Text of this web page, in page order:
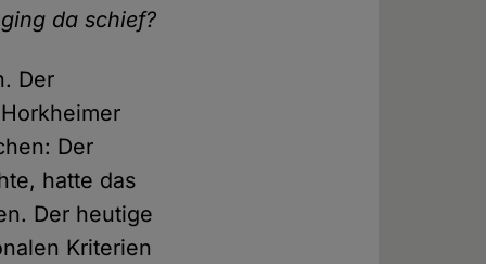
da schief?
Der
Der
hatte das
Der heutige
Kriterien